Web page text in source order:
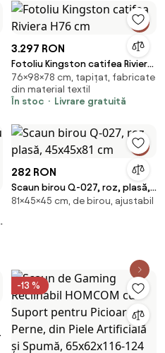
3.297 RON
Fotoliu Kingston catifea Riviera
H76 cm
76×98×78 cm, tapițat, fabricate
din material textil
În stoc
Livrare gratuită
282 RON
Scaun birou Q-027, roz, plasă,
45x45x81 cm
81×45×45 cm, de birou, ajustabil
-13 %